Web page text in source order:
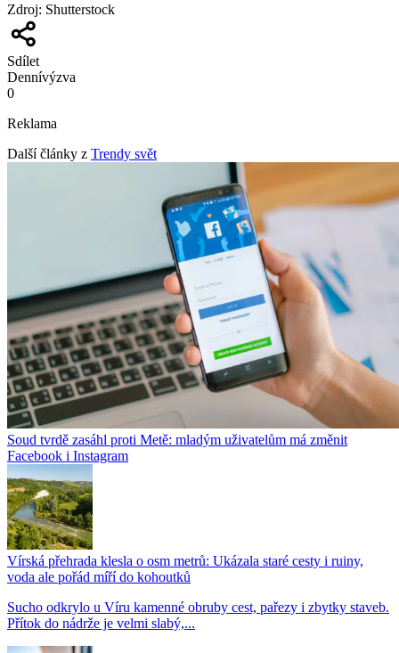
Zdroj: Shutterstock
Sdílet
Dennívýzva
0
Reklama
Další články z Trendy svět
Soud tvrdě zasáhl proti Metě: mladým uživatelům má změnit
Facebook i Instagram
Vírská přehrada klesla o osm metrů: Ukázala staré cesty i ruiny,
voda ale pořád míří do kohoutků
Sucho odkrylo u Víru kamenné obruby cest, pařezy i zbytky staveb.
Přítok do nádrže je velmi slabý,...